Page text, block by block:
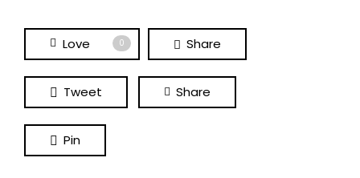
Love 0 Share
Tweet Share
Pin